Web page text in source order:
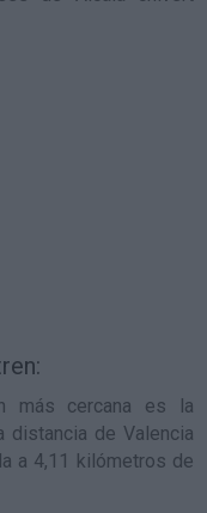
más cercana es la
de Valencia
a 4,11 kilómetros de